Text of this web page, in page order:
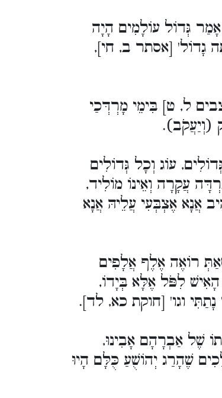
גְּדוֹל עוֹלָמִים הָיָה
גָדוֹל' [אסתר ב, חי],
ל, ט] בִּימֵי מָרְדְּכַי
(וְיַעֲקֹב).
עוֹג וְכָל גְּדוֹלִים
עֲקָרָה וְאֵינוֹ מוֹלִיד,
אֲנָא אֶצְבְּעִי עֲלֵיהּ אֲנָא
רוֹאֶה אֶלֶף אֲלָפִים
הָאִישׁ לִפֹּל אֶלָּא בְּיָדוֹ,
וגו' [חוקת כא, לד].
שֶׁל אַבְרָהָם אָבִינוּ,
שֶׁהָרַג יְהוֹשֻׁעַ כֻּלָּם הָיוּ